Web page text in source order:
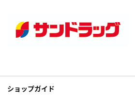
ショップガイド